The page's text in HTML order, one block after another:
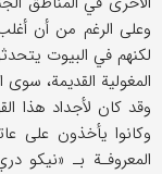
وعلى الرغم من أن أغلب
لكنهم في البيوت
المغولية القديمة،
وقد كان لأجداد هذا
وكانوا يأخذون على
المعروفـة بـ «نيكو